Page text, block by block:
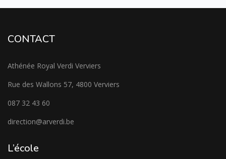
CONTACT
Athénée Royal Verdi Verviers
Rue des Wallons 57, 4800 Verviers
087 32 43 60
direction@arverdi.be
L’école